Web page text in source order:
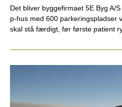
Det bliver byggefirmaet 5E Byg A/
p-hus med 600 parkeringspladser
skal stå færdigt, før første patient